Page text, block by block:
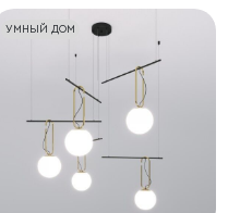
УМНЫЙ ДОМ